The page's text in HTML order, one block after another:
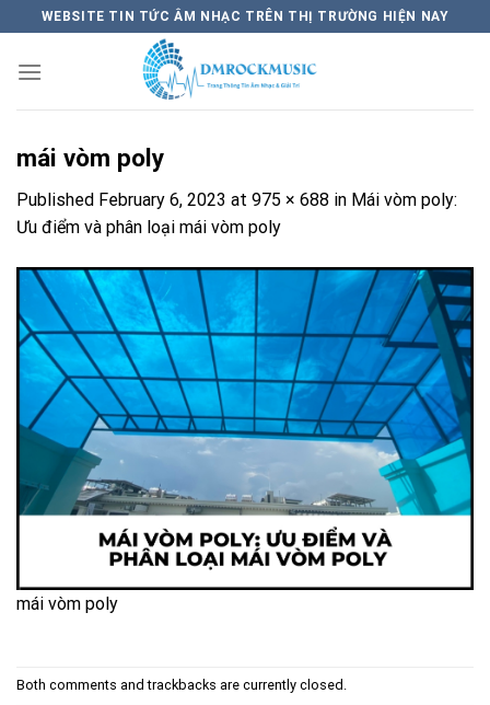
content
WEBSITE TIN TỨC ÂM NHẠC TRÊN THỊ TRƯỜNG HIỆN NAY
mái vòm poly
Published February 6, 2023 at 975 × 688 in Mái vòm poly:
Ưu điểm và phân loại mái vòm poly
mái vòm poly
Both comments and trackbacks are currently closed.